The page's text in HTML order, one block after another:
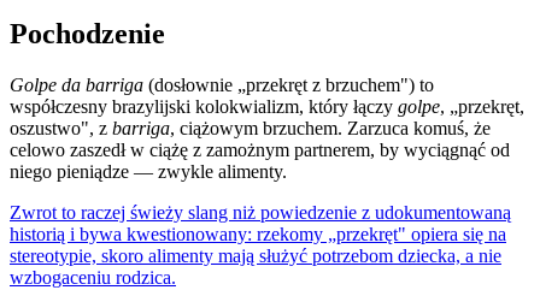
Pochodzenie
Golpe da barriga (dosłownie „przekręt z brzuchem") to
współczesny brazylijski kolokwializm, który łączy golpe, „przekręt,
oszustwo", z barriga, ciążowym brzuchem. Zarzuca komuś, że
celowo zaszedł w ciążę z zamożnym partnerem, by wyciągnąć od
niego pieniądze — zwykle alimenty.
Zwrot to raczej świeży slang niż powiedzenie z udokumentowaną
historią i bywa kwestionowany: rzekomy „przekręt" opiera się na
stereotypie, skoro alimenty mają służyć potrzebom dziecka, a nie
wzbogaceniu rodzica.